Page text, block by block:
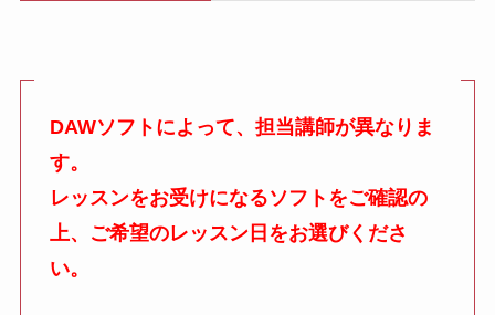
DAWソフトによって、担当講師が異なりま
す。
レッスンをお受けになるソフトをご確認の
上、ご希望のレッスン日をお選びくださ
い。